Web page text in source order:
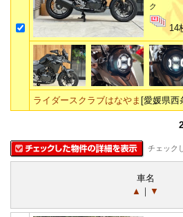
ク
14
ライダースクラブはなやま [愛媛県西
チェック
車名
▲ ｜ ▼